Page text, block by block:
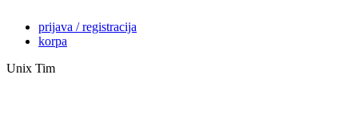
prijava / registracija
korpa
Unix Tim